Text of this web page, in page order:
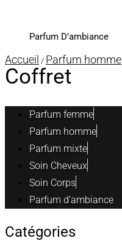
Parfum D’ambiance
Accueil / Parfum homme
Coffret
Parfum femme
Parfum homme
Parfum mixte
Soin Cheveux
Soin Corps
Parfum d’ambiance
Catégories